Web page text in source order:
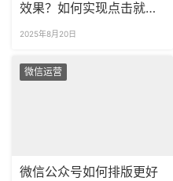
效果？如何实现点击就出
2025年8月20日
微信运营
微信公众号如何排版更好